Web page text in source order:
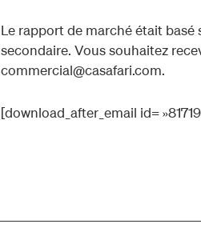
Le rapport de marché était
secondaire. Vous souhaitez
commercial@casafari.com.
[download_after_email id=